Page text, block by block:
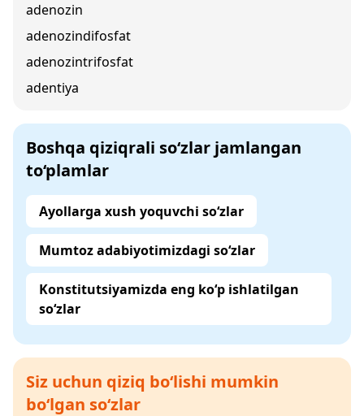
adenozin
adenozindifosfat
adenozintrifosfat
adentiya
Boshqa qiziqrali so‘zlar jamlangan
to‘plamlar
Ayollarga xush yoquvchi so‘zlar
Mumtoz adabiyotimizdagi so‘zlar
Konstitutsiyamizda eng ko‘p ishlatilgan
so‘zlar
Siz uchun qiziq bo‘lishi mumkin
bo‘lgan so‘zlar